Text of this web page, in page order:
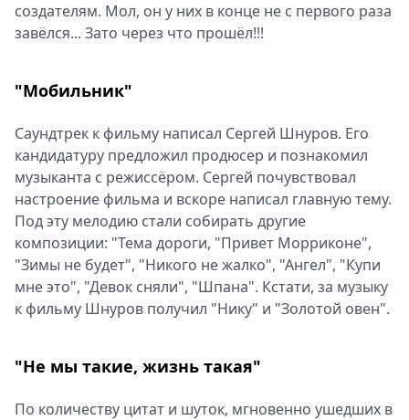
создателям. Мол, он у них в конце не с первого раза
завёлся... Зато через что прошёл!!!
"Мобильник"
Саундтрек к фильму написал Сергей Шнуров. Его
кандидатуру предложил продюсер и познакомил
музыканта с режиссёром. Сергей почувствовал
настроение фильма и вскоре написал главную тему.
Под эту мелодию стали собирать другие
композиции: "Тема дороги, "Привет Морриконе",
"Зимы не будет", "Никого не жалко", "Ангел", "Купи
мне это", "Девок сняли", "Шпана". Кстати, за музыку
к фильму Шнуров получил "Нику" и "Золотой овен".
"Не мы такие, жизнь такая"
По количеству цитат и шуток, мгновенно ушедших в